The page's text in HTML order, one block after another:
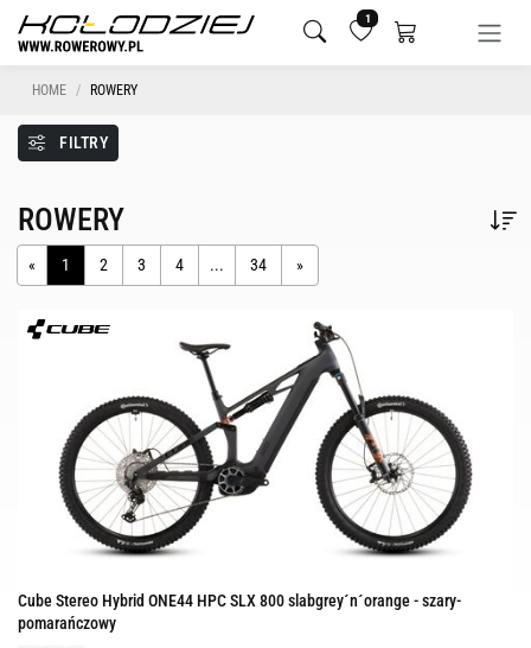
1
HOME ROWERY
FILTRY
ROWERY
« 1 2 3 4 ... 34 »
Cube Stereo Hybrid ONE44 HPC SLX 800 slabgrey´n´orange - szary-
pomarańczowy